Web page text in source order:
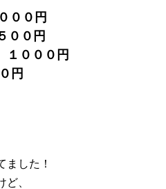
００円
００円
１０００円
円
ました！
、